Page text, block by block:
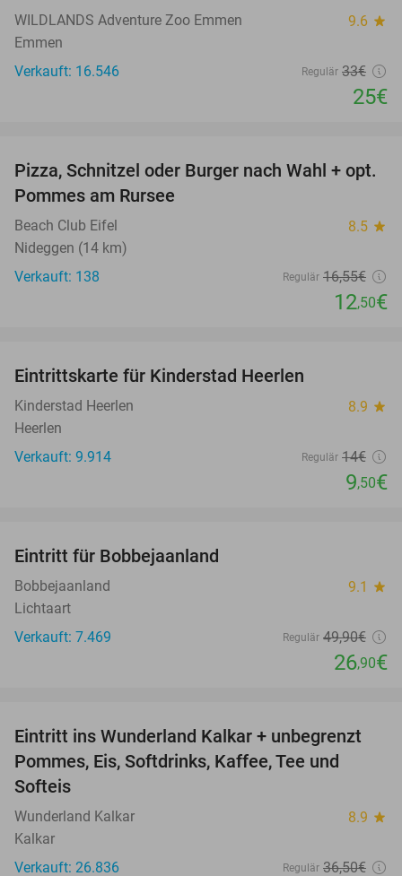
WILDLANDS Adventure Zoo Emmen 9.6 star
Emmen
Verkauft: 16.546
Regulär 33€
25€
24%
Pizza, Schnitzel oder Burger nach Wahl + opt.
Pommes am Rursee
Beach Club Eifel 8.5 star
Nideggen (14 km)
Verkauft: 138
Regulär 16,55€
12,50€
Eintrittskarte für Kinderstad Heerlen
Kinderstad Heerlen 8.9 star
Heerlen
Verkauft: 9.914
Regulär 14€
9,50€
Eintritt für Bobbejaanland
Bobbejaanland 9.1 star
Lichtaart
Verkauft: 7.469
Regulär 49,90€
26,90€
32%
Eintritt ins Wunderland Kalkar + unbegrenzt
Pommes, Eis, Softdrinks, Kaffee, Tee und
Softeis
Wunderland Kalkar 8.9 star
Kalkar
Verkauft: 26.836
Regulär 36,50€